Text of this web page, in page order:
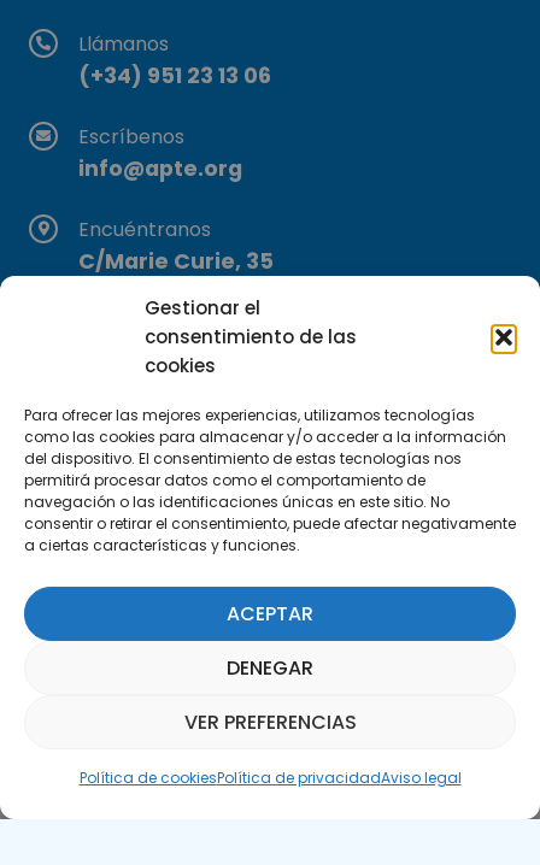
Gestionar el
consentimiento de las
cookies
Para ofrecer las mejores experiencias, utilizamos tecnologías
como las cookies para almacenar y/o acceder a la información
del dispositivo. El consentimiento de estas tecnologías nos
permitirá procesar datos como el comportamiento de
navegación o las identificaciones únicas en este sitio. No
consentir o retirar el consentimiento, puede afectar negativamente
a ciertas características y funciones.
ACEPTAR
DENEGAR
VER PREFERENCIAS
Política de cookiesPolítica de privacidadAviso legal
Llámanos
(+34) 951 23 13 06
Escríbenos
info@apte.org
Encuéntranos
C/Marie Curie, 35
29590 Campanillas, Málaga
Suscríbete a nuestra Newsletter
SUSCRÍBETE AQUÍ